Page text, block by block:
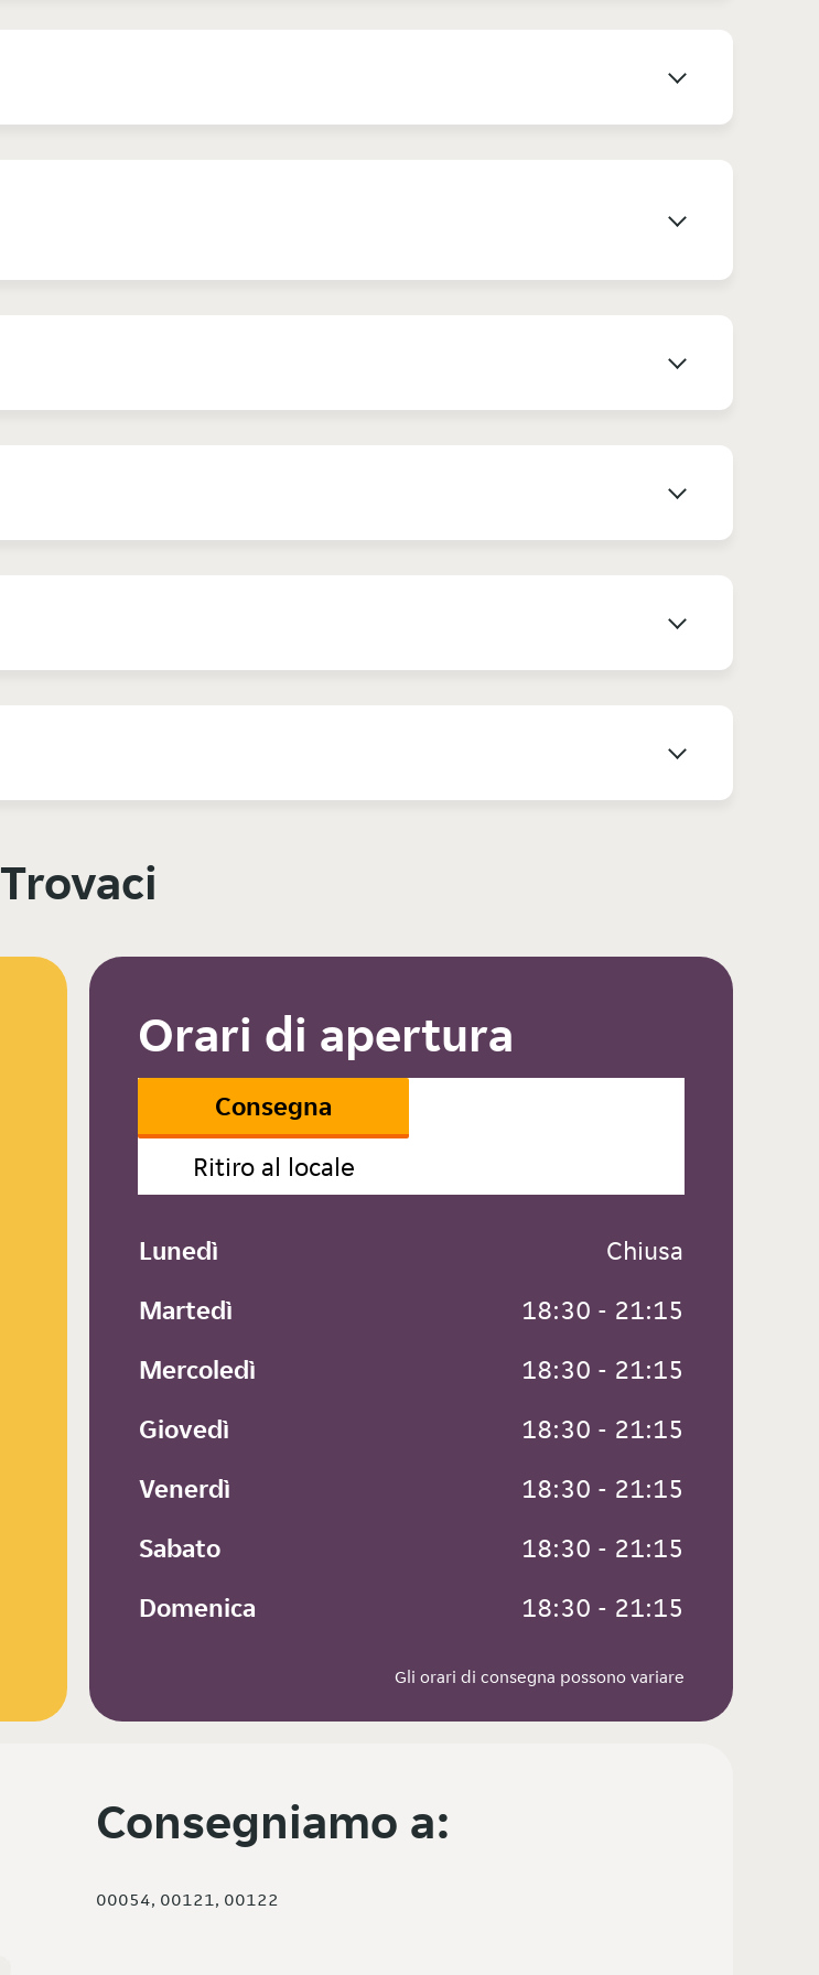
Trovaci
Orari di apertura
Consegna
Ritiro al locale
Lunedì
Chiusa
Martedì
18:30 - 21:15
Mercoledì
18:30 - 21:15
Giovedì
18:30 - 21:15
Venerdì
18:30 - 21:15
Sabato
18:30 - 21:15
Domenica
18:30 - 21:15
Gli orari di consegna possono variare
Consegniamo a:
00054, 00121, 00122